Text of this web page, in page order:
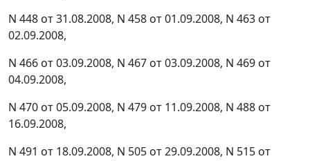
N 448 от 31.08.2008, N 458 от 01.09.2008, N 463 от
02.09.2008,
N 466 от 03.09.2008, N 467 от 03.09.2008, N 469 от
04.09.2008,
N 470 от 05.09.2008, N 479 от 11.09.2008, N 488 от
16.09.2008,
N 491 от 18.09.2008, N 505 от 29.09.2008, N 515 от